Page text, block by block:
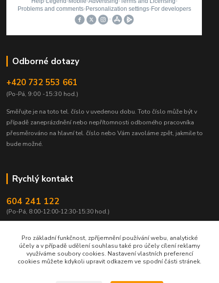
Odborné dotazy
+420 732 553 661
(Po-Pá, 9:00 -15:30 hod.)
Směřujte je na toto tel. číslo v uvedenou dobu. Toto číslo může být v
případě zaneprázdnění nebo nepřítomnosti odborného pracovníka
přesměrováno na hlavní tel. číslo nebo Vám zavoláme zpět, jakmile to
bude možné.
Rychlý kontakt
604 241 122
(Po-Pá, 8:00-12:00-12:30-15:30 hod.)
Pro základní funkčnost, zpříjemnění používání webu, analytické
účely a v případě udělení souhlasu také pro účely cílení reklamy
využíváme soubory cookies. Nastavení vlastních preferencí
cookies můžete kdykoli upravit odkazem ve spodní části stránek.